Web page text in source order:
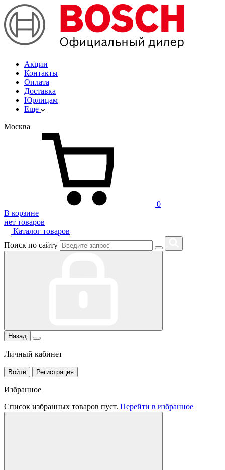
Акции
Контакты
Оплата
Доставка
Юрлицам
Еще
Москва
0
В корзине
нет товаров
Каталог товаров
Поиск по сайту
Назад
Личный кабинет
Войти Регистрация
Избранное
Список избранных товаров пуст. Перейти в избранное